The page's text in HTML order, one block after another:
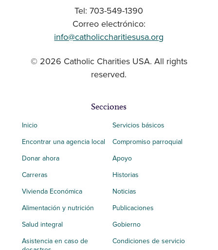
Tel: 703-549-1390
Correo electrónico:
info@catholiccharitiesusa.org
© 2026 Catholic Charities USA. All rights
reserved.
Secciones
Inicio
Encontrar una agencia local
Donar ahora
Carreras
Vivienda Económica
Alimentación y nutrición
Salud integral
Asistencia en caso de
Servicios básicos
Compromiso parroquial
Apoyo
Historias
Noticias
Publicaciones
Gobierno
Condiciones de servicio